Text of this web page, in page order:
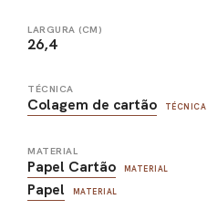
LARGURA (CM)
26,4
TÉCNICA
Colagem de cartão TÉCNICA
MATERIAL
Papel Cartão MATERIAL
Papel MATERIAL